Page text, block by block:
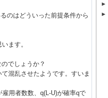
のはどういった前提条件から
ます。
でしょうか？
混乱させたようです。すいま
雇用者数数、q(L-U)が確率qで
►
►